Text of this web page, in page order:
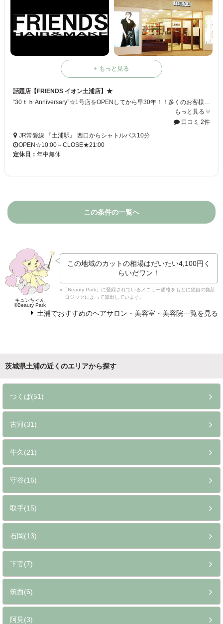
もっと見る
話題店【FRIENDS イオン土浦店】★
もっと見る
口コミ 2件
JR常磐線 『土浦駅』 西口からシャトルバス10分
OPEN☆10:00～CLOSE★21:00
定休日： 年中無休
この条件の一覧へ
キュンちゃん
©Beauty Park
この地域のカットの相場はだいたい4,100円 く
らいだワン！
※「Beauty Park」に登録されているメニュー価格をもとに独自の集計
ロジックによって算出しています。
土浦でおすすめのヘアサロン・美容室・美容院一覧を見る
茨城県土浦の近くのエリアから探す
つくば(51)
古河(31)
牛久(21)
守谷(16)
取手(15)
石岡(13)
下妻(7)
筑西(6)
阿見(3)